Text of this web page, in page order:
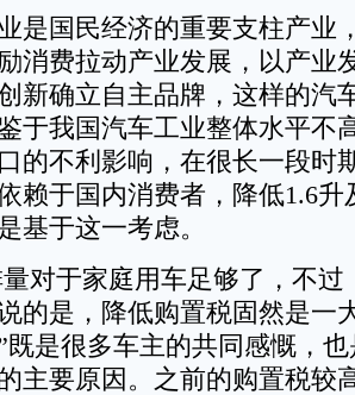
国民经济的重要支柱产业
消费拉动产业发展，以产业
新确立自主品牌，这样的汽
于我国汽车工业整体水平不
的不利影响，在很长一段时
赖于国内消费者，降低1.6
基于这一考虑。
于家庭用车足够了，不过
的是，降低购置税固然是一
既是很多车主的共同感慨，
主要原因。之前的购置税较